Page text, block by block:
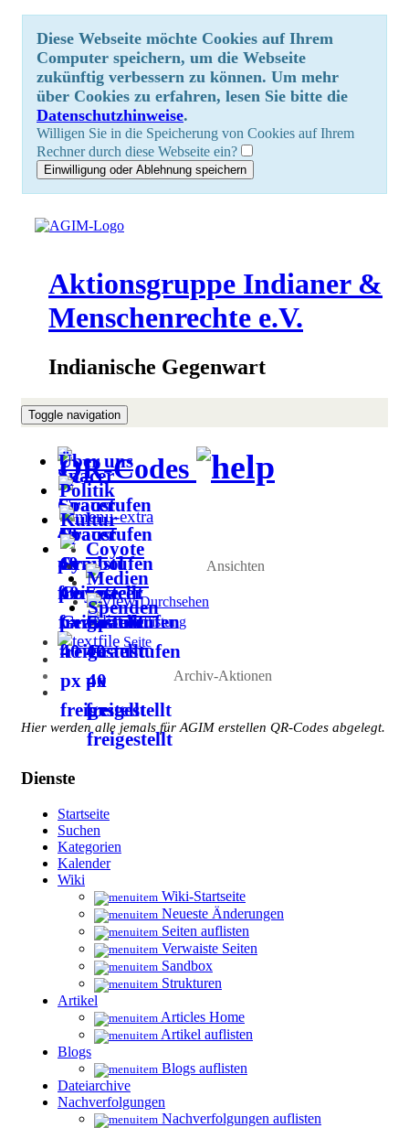
Diese Webseite möchte Cookies auf Ihrem
Computer speichern, um die Webseite
zukünftig verbessern zu können. Um mehr
über Cookies zu erfahren, lesen Sie bitte die
Datenschutzhinweise.
Willigen Sie in die Speicherung von Cookies auf Ihrem
Rechner durch diese Webseite ein?
Aktionsgruppe Indianer &
Menschenrechte e.V.
Indianische Gegenwart
Toggle navigation
Über uns
Politik
Kultur
Coyote
Medien
Spenden
QR-Codes
Ansichten
Durchsehen
Auflistung
Seite
Archiv-Aktionen
Hier werden alle jemals für AGIM erstellen QR-Codes abgelegt.
Dienste
Startseite
Suchen
Kategorien
Kalender
Wiki
Wiki-Startseite
Neueste Änderungen
Seiten auflisten
Verwaiste Seiten
Sandbox
Strukturen
Artikel
Articles Home
Artikel auflisten
Blogs
Blogs auflisten
Dateiarchive
Nachverfolgungen
Nachverfolgungen auflisten